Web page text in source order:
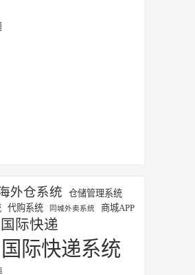
外仓系统
仓储管理系统
代购系统 同城外卖系统 商城APP
国际快递
国际快递系统